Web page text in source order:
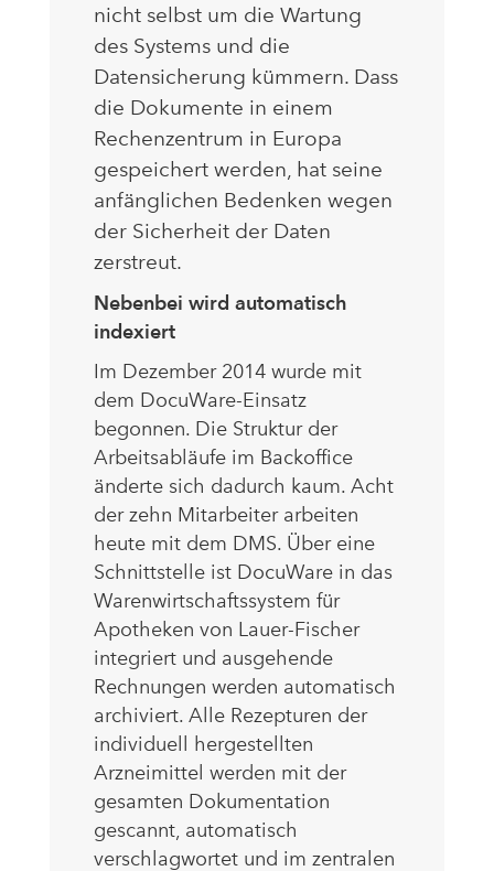
nicht selbst um die Wartung
des Systems und die
Datensicherung kümmern. Dass
die Dokumente in einem
Rechenzentrum in Europa
gespeichert werden, hat seine
anfänglichen Bedenken wegen
der Sicherheit der Daten
zerstreut.
Nebenbei wird automatisch
indexiert
Im Dezember 2014 wurde mit
dem DocuWare-Einsatz
begonnen. Die Struktur der
Arbeitsabläufe im Backoffice
änderte sich dadurch kaum. Acht
der zehn Mitarbeiter arbeiten
heute mit dem DMS. Über eine
Schnittstelle ist DocuWare in das
Warenwirtschaftssystem für
Apotheken von Lauer-Fischer
integriert und ausgehende
Rechnungen werden automatisch
archiviert. Alle Rezepturen der
individuell hergestellten
Arzneimittel werden mit der
gesamten Dokumentation
gescannt, automatisch
verschlagwortet und im zentralen